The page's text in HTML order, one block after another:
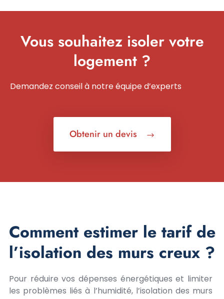
Vous souhaitez isoler votre
logement ?
Demandez conseil à notre équipe d’experts
Obtenir un devis
Comment estimer le tarif de
l’isolation des murs creux ?
Pour réduire vos dépenses énergétiques et limiter
les problèmes liés à l’humidité, l’isolation des murs